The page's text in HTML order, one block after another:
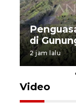
di
2 jam lalu
Video